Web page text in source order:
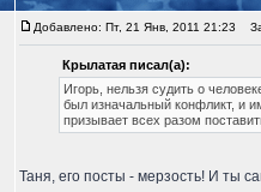
Добавлено: Пт, 21 Янв, 2011 21:23
Крылатая писал(а):
Игорь, нельзя судить о
был изначальный конфликт, и
призывает всех разом
Таня, его посты - мерзость! И ты